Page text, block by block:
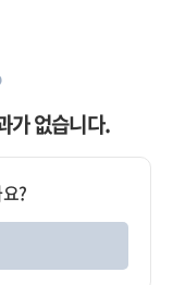
가 없습니다.
?